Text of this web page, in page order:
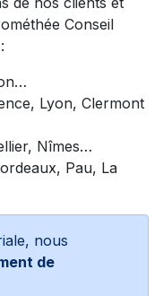
Conseil
Lyon, Clermont
Nîmes…
Pau, La
nous
de